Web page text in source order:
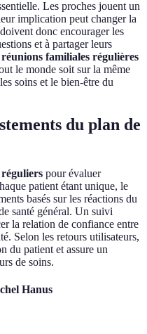
Les proches jouent un
implication peut changer la
donc encourager les
et à partager leurs
réunions familiales régulières
le monde soit sur la même
soins et le bien-être du
du plan de
pour évaluer
patient étant unique, le
basés sur les réactions du
santé général. Un suivi
la relation de confiance entre
Selon les retours utilisateurs,
du patient et assure un
de soins.
Hanus